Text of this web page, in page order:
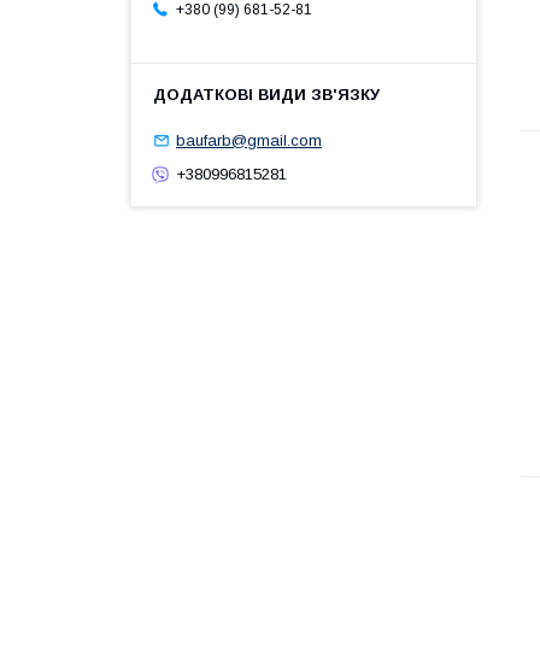
+380 (99) 681-52-81
baufarb@gmail.com
+380996815281